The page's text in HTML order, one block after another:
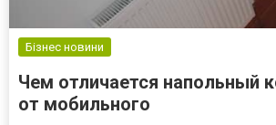
Бізнес новини
Чем отличается напольный
от мобильного